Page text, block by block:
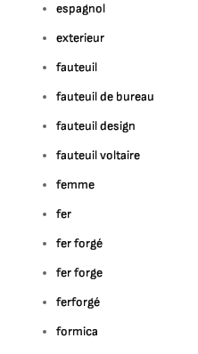
espagnol
exterieur
fauteuil
fauteuil de bureau
fauteuil design
fauteuil voltaire
femme
fer
fer forgé
fer forge
ferforgé
formica